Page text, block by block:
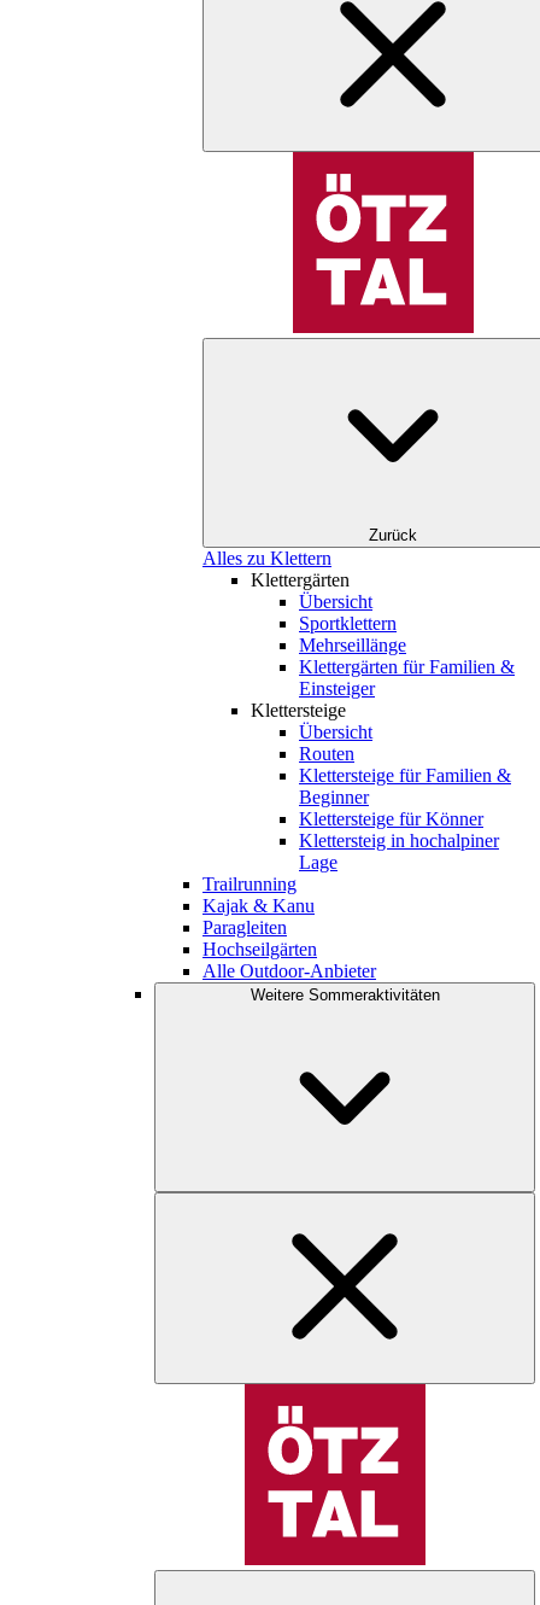
Zurück
Alles zu Klettern
Klettergärten
Übersicht
Sportklettern
Mehrseillänge
Klettergärten für Familien &
Einsteiger
Klettersteige
Übersicht
Routen
Klettersteige für Familien &
Beginner
Klettersteige für Könner
Klettersteig in hochalpiner
Lage
Trailrunning
Kajak & Kanu
Paragleiten
Hochseilgärten
Alle Outdoor-Anbieter
Weitere Sommeraktivitäten